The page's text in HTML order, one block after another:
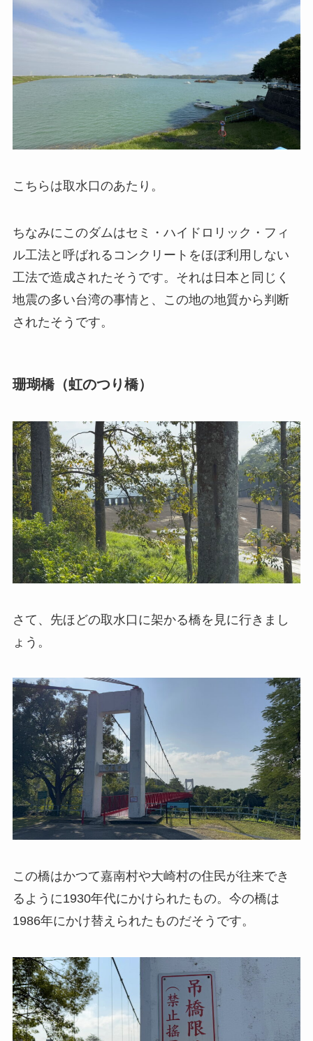
こちらは取水口のあたり。
ちなみにこのダムはセミ・ハイドロリック・フィ
ル工法と呼ばれるコンクリートをほぼ利用しない
工法で造成されたそうです。それは日本と同じく
地震の多い台湾の事情と、この地の地質から判断
されたそうです。
珊瑚橋（虹のつり橋）
さて、先ほどの取水口に架かる橋を見に行きまし
ょう。
この橋はかつて嘉南村や大崎村の住民が往来でき
るように1930年代にかけられたもの。今の橋は
1986年にかけ替えられたものだそうです。